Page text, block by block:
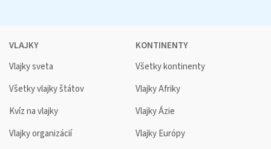
VLAJKY
Vlajky sveta
Všetky vlajky štátov
Kvíz na vlajky
Vlajky organizácií
KONTINENTY
Všetky kontinenty
Vlajky Afriky
Vlajky Ázie
Vlajky Európy